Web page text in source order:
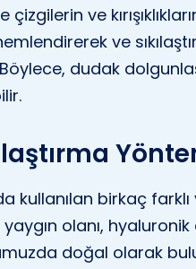
ve
ve
dudak
kullanılan birkaç
olanı,
doğal olarak